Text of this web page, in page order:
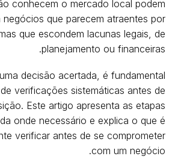
conhecem o mercado local podem
que parecem atraentes por
que escondem lacunas legais, de
planejamento ou financeiras.
decisão acertada, é fundamental
verificações sistemáticas antes de
Este artigo apresenta as etapas
onde necessário e explica o que é
verificar antes de se comprometer
com um negócio.